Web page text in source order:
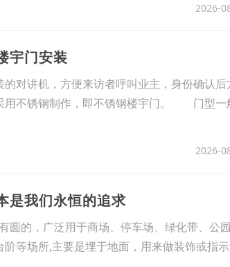
2026-
宇门安装
对讲机，方便来访者呼叫业主，身份确认后
不锈钢制作，即不锈钢楼宇门。 门型一
2026-
是我们永恒的追求
圆的，广泛用于商场、停车场、绿化带、公
等场所,主要是埋于地面，用来做装饰或指